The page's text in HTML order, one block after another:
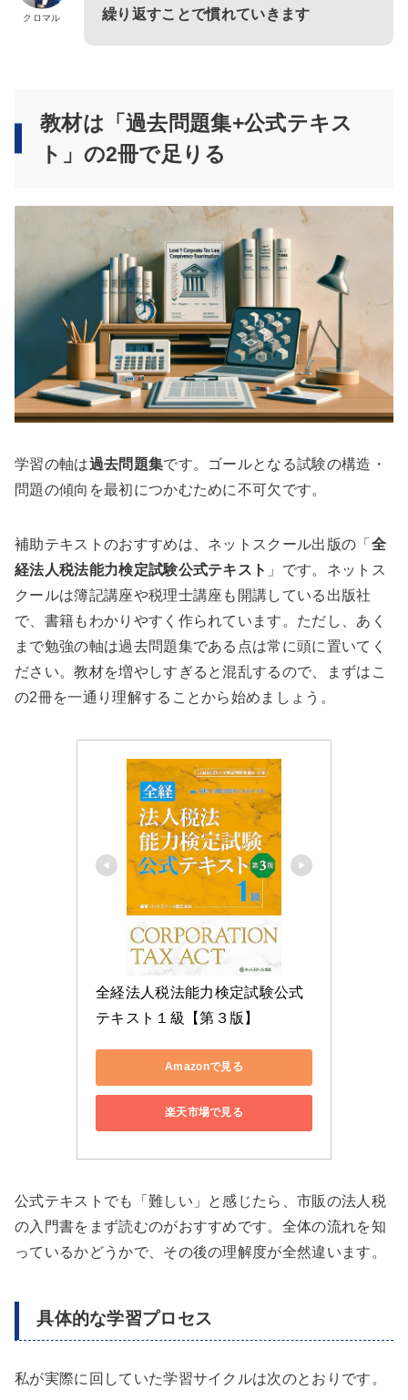
クロマル
繰り返すことで慣れていきます
教材は「過去問題集+公式テキス
ト」の2冊で足りる
学習の軸は過去問題集です。ゴールとなる試験の構造・
問題の傾向を最初につかむために不可欠です。
補助テキストのおすすめは、ネットスクール出版の「 全
経法人税法能力検定試験公式テキスト 」です。ネットス
クールは簿記講座や税理士講座も開講している出版社
で、書籍もわかりやすく作られています。ただし、あく
まで勉強の軸は過去問題集である点は常に頭に置いてく
ださい。教材を増やしすぎると混乱するので、まずはこ
の2冊を一通り理解することから始めましょう。
全経法人税法能力検定試験公式
テキスト１級【第３版】
Amazonで見る
楽天市場で見る
公式テキストでも「難しい」と感じたら、市販の法人税
の入門書をまず読むのがおすすめです。全体の流れを知
っているかどうかで、その後の理解度が全然違います。
具体的な学習プロセス
私が実際に回していた学習サイクルは次のとおりです。